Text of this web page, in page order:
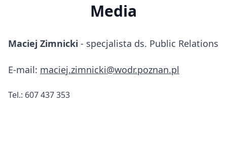
Media
Maciej Zimnicki - specjalista ds. Public Relations
E-mail: maciej.zimnicki@wodr.poznan.pl
Tel.: 607 437 353